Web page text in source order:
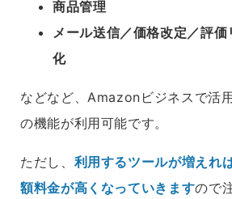
商品管理
メール送信／価格改定／評
化
などなど、Amazonビジネスで活
の機能が利用可能です。
ただし、 利用するツールが増えれ
額料金が高くなっていきますので